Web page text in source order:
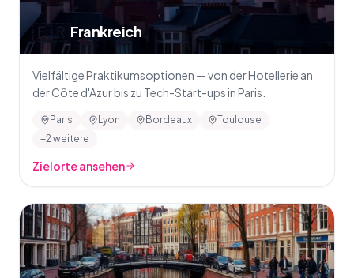
🇫🇷 Frankreich
Vielfältige Praktikumsoptionen — von der Hotellerie an
der Côte d'Azur bis zu Tech-Start-ups in Paris.
Paris Lyon Bordeaux
Toulouse
+2 weitere
Zielorte ansehen